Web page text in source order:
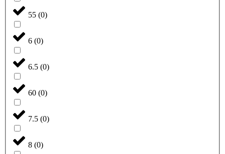
55 (0)
6 (0)
6.5 (0)
60 (0)
7.5 (0)
8 (0)